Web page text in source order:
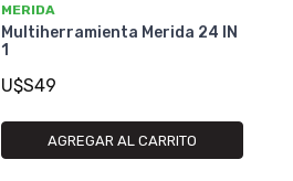
MERIDA
Multiherramienta Merida 24 IN
1
U$S49
AGREGAR AL CARRITO